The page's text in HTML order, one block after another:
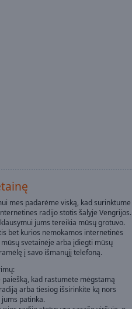
mes padarėme viską, kad surinktume
radijo stotis šalyje Vengrijos.
jums tereikia mūsų grotuvo.
bet kurios nemokamos internetinės
svetainėje arba įdiegti mūsų
į savo išmanųjį telefoną.
paiešką, kad rastumėte mėgstamą
arba tiesiog išsirinkite ką nors
jums patinka.